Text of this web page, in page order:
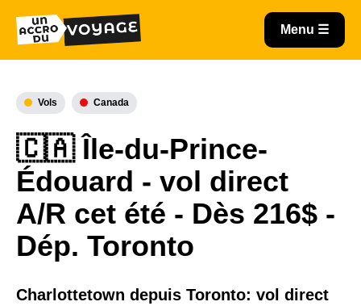
Vols Canada
🇨🇦 Île-du-Prince-
Édouard - vol direct
A/R cet été - Dès 216$ -
Dép. Toronto
Charlottetown depuis Toronto: vol direct